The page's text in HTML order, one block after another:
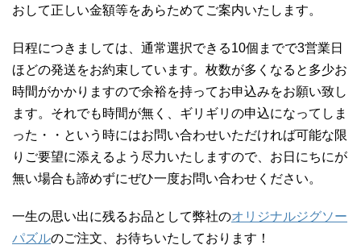
おして正しい金額等をあらためてご案内いたします。
日程につきましては、通常選択できる10個までで3営業日
ほどの発送をお約束しています。枚数が多くなると多少お
時間がかかりますので余裕を持ってお申込みをお願い致し
ます。それでも時間が無く、ギリギリの申込になってしま
った・・という時にはお問い合わせいただければ可能な限
りご要望に添えるよう尽力いたしますので、お日にちにが
無い場合も諦めずにぜひ一度お問い合わせください。
一生の思い出に残るお品として弊社のオリジナルジグソー
パズルのご注文、お待ちいたしております！